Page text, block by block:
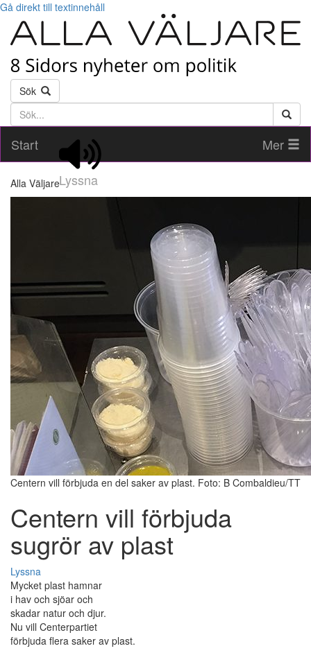
Gå direkt till textinnehåll
Sök
Söktext
Start
Lyssna
Mer
Alla Väljare
Centern vill förbjuda en del saker av plast. Foto: B Combaldieu/TT
Centern vill förbjuda
sugrör av plast
Lyssna
Mycket plast hamnar
i hav och sjöar och
skadar natur och djur.
Nu vill Centerpartiet
förbjuda flera saker av plast.